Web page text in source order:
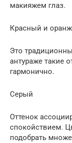
макияжем глаз.
Красный и
Это
антураже такие
гармонично.
Серый
Оттенок
спокойствием.
подобрать